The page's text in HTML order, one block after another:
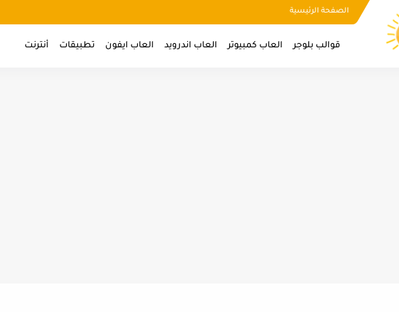
الصفحة الرئيسية
قوالب بلوجر العاب كمبيوتر العاب اندرويد العاب ايفون تطبيقات أنترنت